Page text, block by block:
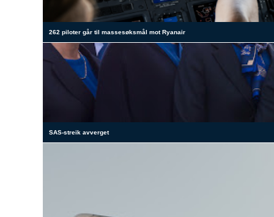
262 piloter går til massesøksmål mot Ryanair
SAS-streik avverget